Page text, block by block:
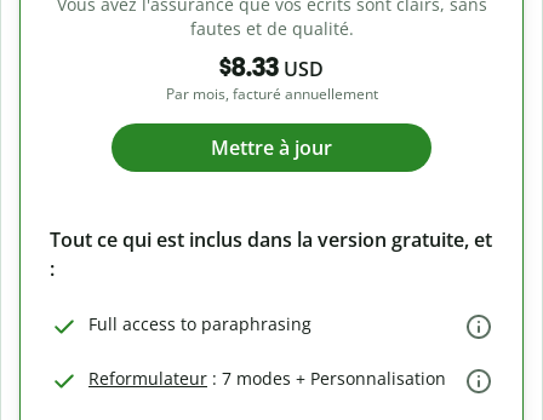
fautes et de qualité.
$8.33 USD
Par mois, facturé annuellement
Mettre à jour
Tout ce qui est inclus dans la version gratuite, et
:
Full access to paraphrasing
Reformulateur : 7 modes + Personnalisation